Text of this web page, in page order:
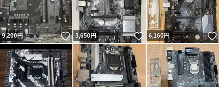
9,200円 いいね！
3,650円 いいね！
6,160円